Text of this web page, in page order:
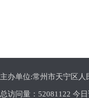
主办单位:常州市天宁区人
总访问量： 52081122 今日